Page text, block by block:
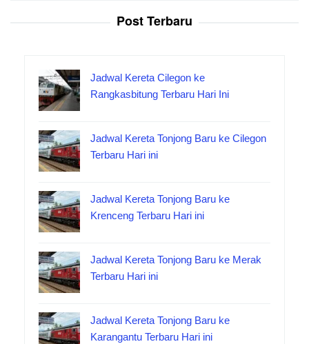
Post Terbaru
Jadwal Kereta Cilegon ke
Rangkasbitung Terbaru Hari Ini
Jadwal Kereta Tonjong Baru ke Cilegon
Terbaru Hari ini
Jadwal Kereta Tonjong Baru ke
Krenceng Terbaru Hari ini
Jadwal Kereta Tonjong Baru ke Merak
Terbaru Hari ini
Jadwal Kereta Tonjong Baru ke
Karangantu Terbaru Hari ini